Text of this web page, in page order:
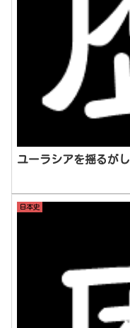
ユーラシアを揺るが
日本史